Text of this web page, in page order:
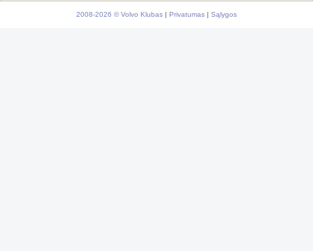
2008-2026 © Volvo Klubas | Privatumas | Sąlygos